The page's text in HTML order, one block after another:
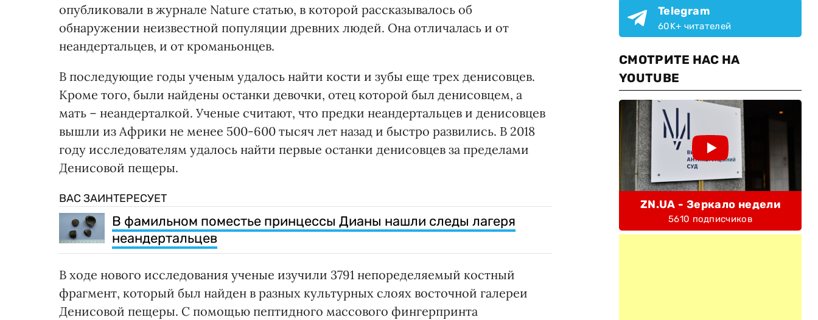
опубликовали в журнале Nature статью, в которой рассказывалось об
обнаружении неизвестной популяции древних людей. Она отличалась и от
неандертальцев, и от кроманьонцев.
В последующие годы ученым удалось найти кости и зубы еще трех денисовцев.
Кроме того, были найдены останки девочки, отец которой был денисовцем, а
мать – неандерталкой. Ученые считают, что предки неандертальцев и денисовцев
вышли из Африки не менее 500-600 тысяч лет назад и быстро развились. В 2018
году исследователям удалось найти первые останки денисовцев за пределами
Денисовой пещеры.
ВАС ЗАИНТЕРЕСУЕТ
В фамильном поместье принцессы Дианы нашли следы лагеря
неандертальцев
В ходе нового исследования ученые изучили 3791 непоределяемый костный
фрагмент, который был найден в разных культурных слоях восточной галереи
Денисовой пещеры. С помощью пептидного массового фингерпринта
Telegram
60K+ читателей
СМОТРИТЕ НАС НА
YOUTUBE
ZN.UA - Зеркало недели
5610 подписчиков